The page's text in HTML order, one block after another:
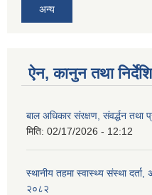
अन्य
ऐन, कानुन तथा
बाल अधिकार संरक्षण, संवर्द्धन तथा
मिति: 02/17/2026 - 12:12
स्थानीय तहमा स्वास्थ्य संस्था दर्ता,
२०८२